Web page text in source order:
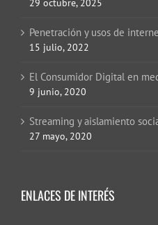
29 octubre, 2025
Penetración y usos de
15 julio, 2022
El Consumidor Digital en
9 junio, 2020
Streaming y aislamiento
27 mayo, 2020
ENLACES DE INTERÉS